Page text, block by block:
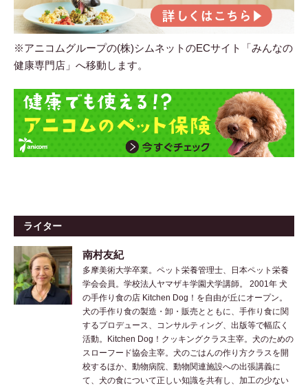
※アニコムグループの(株)シムネットのECサイト「みんなの
健康専門店」へ移動します。
ライター
南村友紀
多摩美術大学卒業。ペット栄養管理士、日本ペット栄養
学会会員。学校法人ヤマザキ学園犬学講師。 2001年 犬
の手作り食の店 Kitchen Dog！を自由が丘にオープン。
犬の手作り食の製造・卸・販売とともに、手作り食に関
するプロデュース、コンサルティング、出版等で幅広く
活動。Kitchen Dog！クッキングクラス主宰。犬のための
スローフード協会主宰。犬のごはんの作り方クラスを開
校するほか、動物病院、動物関連施設への出張講義に
て、犬の食について正しい知識を共有し、加工の少ない